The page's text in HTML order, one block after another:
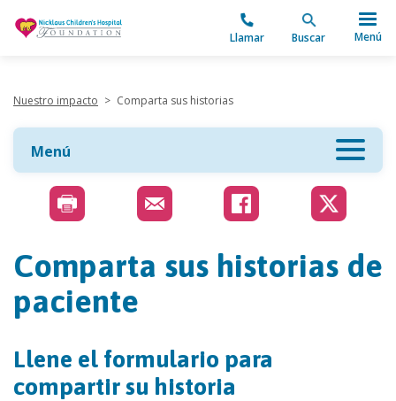
Llamar Buscar Menú
Nuestro impacto > Comparta sus historias
Menú
Comparta sus historias de
paciente
Llene el formulario para
compartir su historia